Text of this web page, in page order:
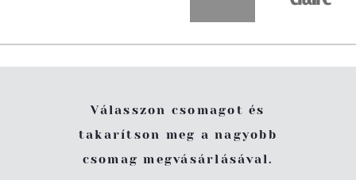
Válasszon csomagot és
takarítson meg a nagyobb
csomag megvásárlásával.